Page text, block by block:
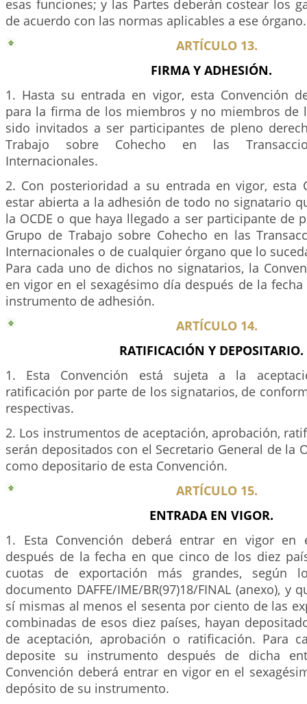
esas funciones; y las Partes deberán costear los
de acuerdo con las normas aplicables a ese órgano.
ARTÍCULO 13.
FIRMA Y ADHESIÓN.
1. Hasta su entrada en vigor, esta Convención
para la firma de los miembros y no miembros de
sido invitados a ser participantes de pleno
Trabajo sobre Cohecho en las
Internacionales.
2. Con posterioridad a su entrada en vigor, esta
estar abierta a la adhesión de todo no signatario
la OCDE o que haya llegado a ser participante de
Grupo de Trabajo sobre Cohecho en las
Internacionales o de cualquier órgano que lo
Para cada uno de dichos no signatarios, la
en vigor en el sexagésimo día después de la
instrumento de adhesión.
ARTÍCULO 14.
RATIFICACIÓN Y DEPOSITARIO.
1. Esta Convención está sujeta a la
ratificación por parte de los signatarios, de
respectivas.
2. Los instrumentos de aceptación, aprobación,
serán depositados con el Secretario General de la
como depositario de esta Convención.
ARTÍCULO 15.
ENTRADA EN VIGOR.
1. Esta Convención deberá entrar en vigor en
después de la fecha en que cinco de los diez
cuotas de exportación más grandes, según
documento DAFFE/IME/BR(97)18/FINAL (anexo), y
sí mismas al menos el sesenta por ciento de las
combinadas de esos diez países, hayan
de aceptación, aprobación o ratificación. Para
deposite su instrumento después de dicha
Convención deberá entrar en vigor en el
depósito de su instrumento.